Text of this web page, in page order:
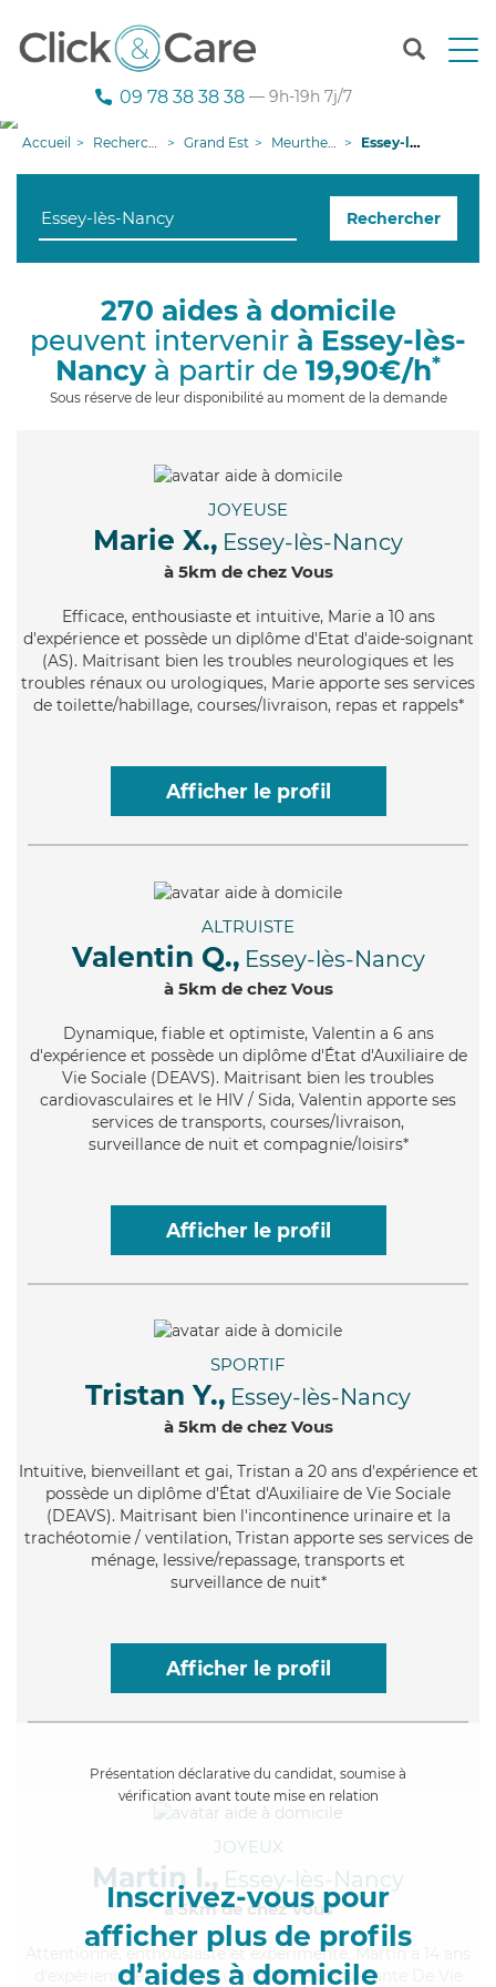
T
n
g
i
09 78 38 38 38 — 9h-19h 7j/7
Accueil Recherche aide à domicile Grand Est Meurthe-et-Moselle Essey-lès-Nancy
Rechercher
270 aides à domicile
peuvent intervenir à Essey-lès-
Nancy à partir de 19,90€/h*
Sous réserve de leur disponibilité au moment de la demande
JOYEUSE
Marie X., Essey-lès-Nancy
à 5km de chez Vous
Efficace, enthousiaste et intuitive, Marie a 10 ans
d'expérience et possède un diplôme d'Etat d'aide-soignant
(AS). Maitrisant bien les troubles neurologiques et les
troubles rénaux ou urologiques, Marie apporte ses services
de toilette/habillage, courses/livraison, repas et rappels*
Afficher le profil
ALTRUISTE
Valentin Q., Essey-lès-Nancy
à 5km de chez Vous
Dynamique, fiable et optimiste, Valentin a 6 ans
d'expérience et possède un diplôme d'État d'Auxiliaire de
Vie Sociale (DEAVS). Maitrisant bien les troubles
cardiovasculaires et le HIV / Sida, Valentin apporte ses
services de transports, courses/livraison,
surveillance de nuit et compagnie/loisirs*
Afficher le profil
SPORTIF
Tristan Y., Essey-lès-Nancy
à 5km de chez Vous
Intuitive, bienveillant et gai, Tristan a 20 ans d'expérience et
possède un diplôme d'État d'Auxiliaire de Vie Sociale
(DEAVS). Maitrisant bien l'incontinence urinaire et la
trachéotomie / ventilation, Tristan apporte ses services de
ménage, lessive/repassage, transports et
surveillance de nuit*
Afficher le profil
Présentation déclarative du candidat, soumise à
vérification avant toute mise en relation
Inscrivez-vous pour
afficher plus de profils
d’aides à domicile
JOYEUX
Martin I., Essey-lès-Nancy
à 5km de chez Vous
, enthousiaste et expérimenté, Martin a 14 ans
d'expérience et possède un diplôme d'Assistante De Vie